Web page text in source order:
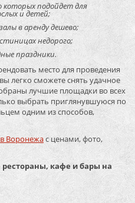
подойдет для
и детей;
в аренду дешево;
недорого;
праздники.
место для проведения
легко сможете снять удачное
лучшие площадки во всех
выбрать приглянувшуюся по
одним из способов,
Воронежас ценами, фото,
кафе и бары на